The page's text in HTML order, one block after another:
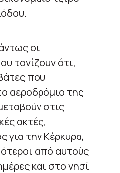
οι
τονίζουν ότι,
που
αεροδρόμιο της
στις
ακτές,
για την Κέρκυρα,
από αυτούς
και στο νησί